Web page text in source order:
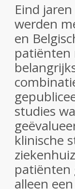
Eind
werden
en
patiënten
studies
klinische
patiënten
alleen